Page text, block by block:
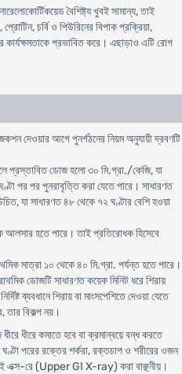
বৈশিষ্ট্য খুবই সামান্য, তাই
চর্বি ও পিউরিনের বিপাক প্রক্রিয়া,
কার্যক্ষমতাকে প্রভাবিত করে। এছাড়াও এটি রোগ
দেওয়ার আগে পুনর্গঠনের নিয়ম অনুযায়ী দ্রবণটি
প্রস্তাবিত ডোজ হলো ৩০ মি.গ্রা./কেজি, যা
পর পর পুনরাবৃত্তি করা যেতে পারে। সাধারণত
যা সাধারণত ৪৮ থেকে ৭২ ঘণ্টার বেশি হওয়া
আলসার হতে পারে। তাই প্রতিরোধক হিসেবে
মাত্রা ১০ থেকে ৪০ মি.গ্রা. পর্যন্ত হতে পারে।
ডোজটি সাধারণত কয়েক মিনিট ধরে শিরায়
ব্যবধানে শিরায় বা মাংসপেশিতে দেওয়া যেতে
তার বিকল্প নয়।
ধীরে কমাতে হবে বা ক্রমান্বয়ে বন্ধ করতে
২ ঘণ্টা পরের রক্তের শর্করা, রক্তচাপ ও শরীরের ওজন
এক্স-রে (Upper GI X-ray) করা বাঞ্ছনীয়।